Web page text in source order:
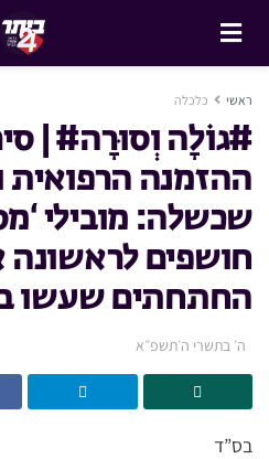
ראשי כלכלה
#גוֹלָה וְסוּרָה# |
ההזמנה
שכשלה: מובילי
חושפים
החתחתים שעשו
ה׳ בתשרי ה׳תשפ״א
בס”ד